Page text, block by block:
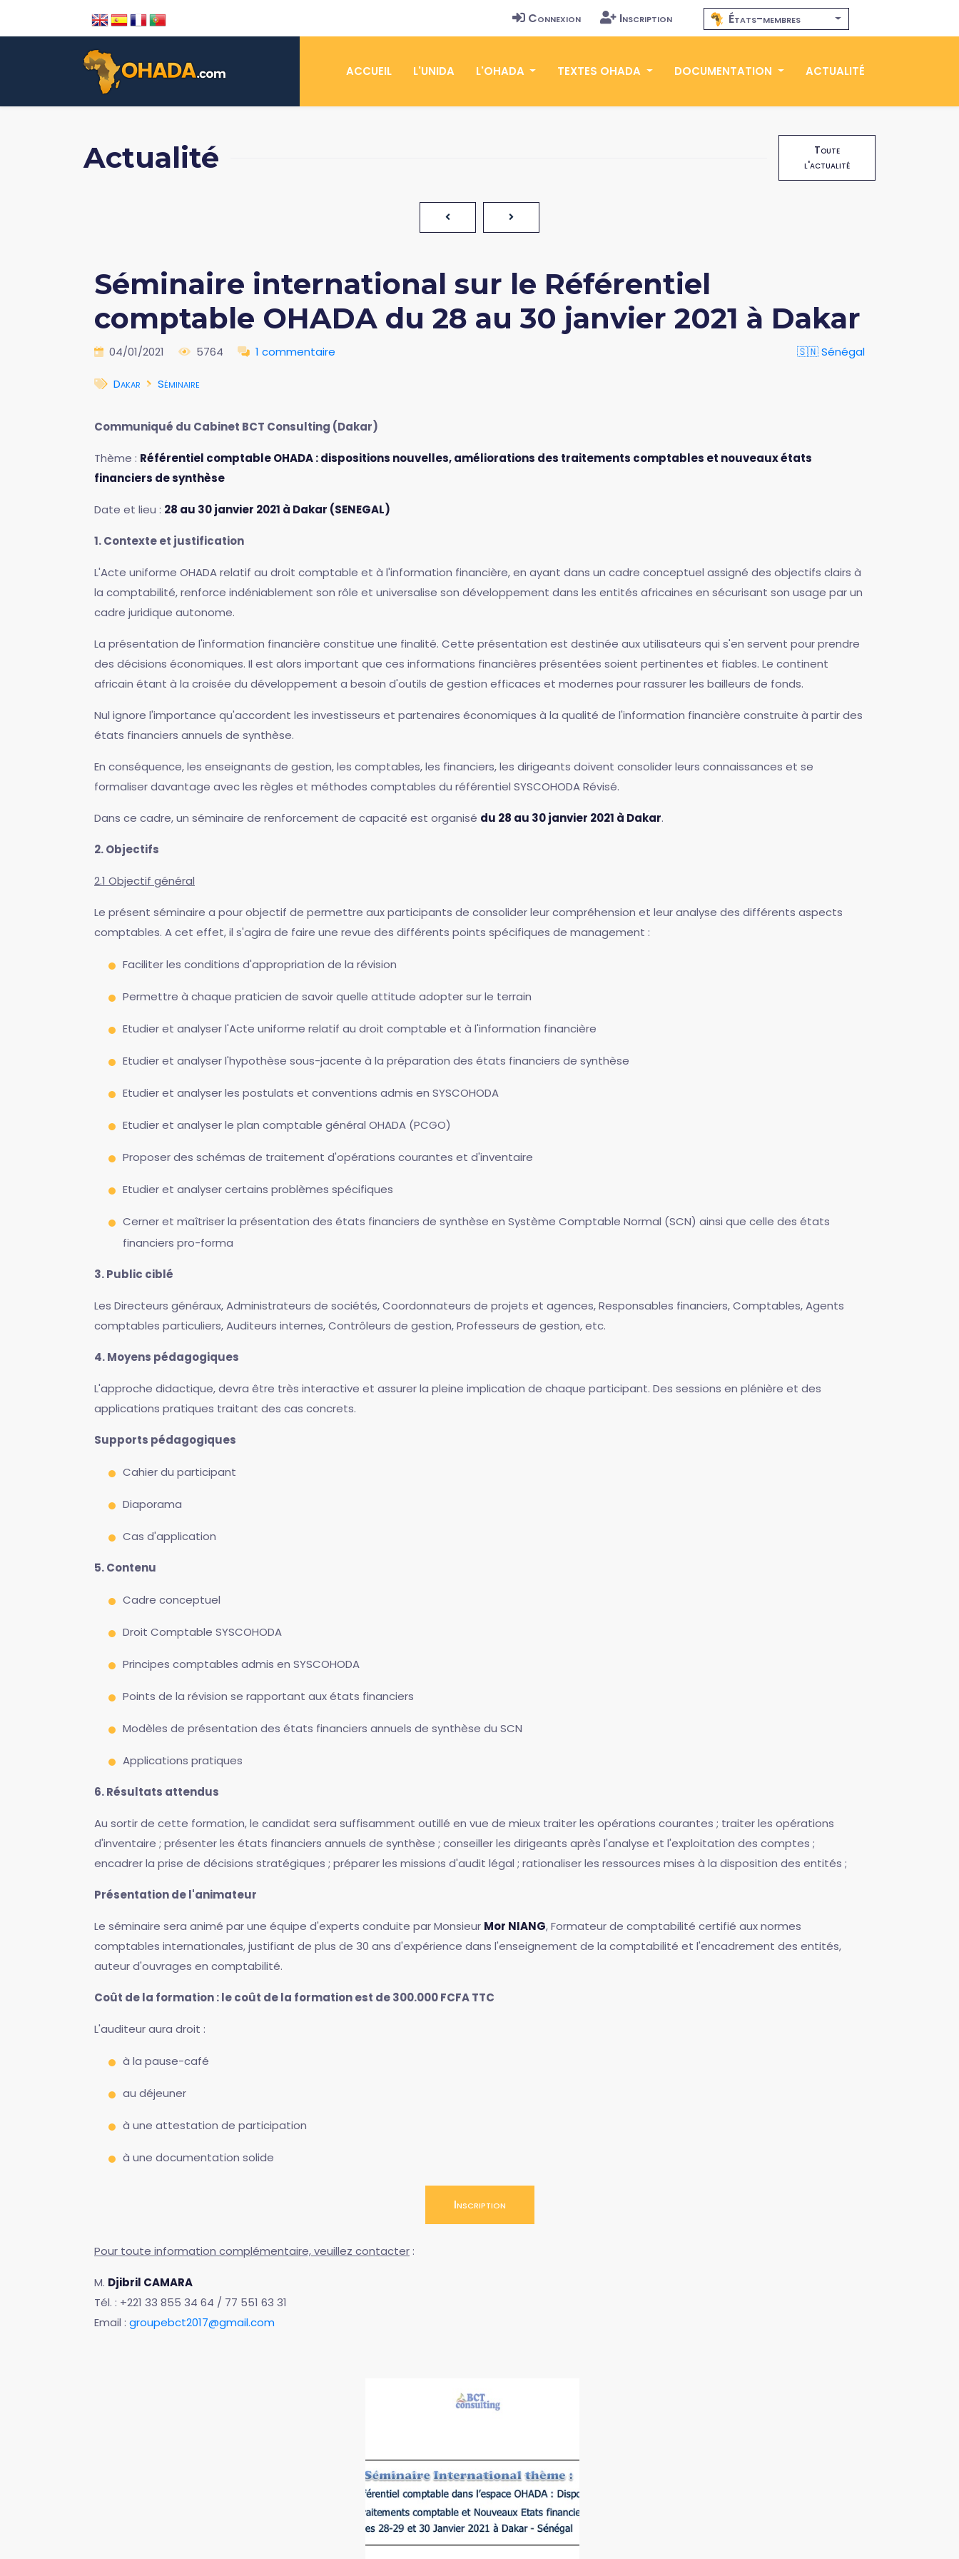
Connexion Inscription États-membres
ACCUEIL L'UNIDA L'OHADA TEXTES OHADA DOCUMENTATION ACTUALITÉ
Actualité
Toute
l'actualité
Séminaire international sur le Référentiel
comptable OHADA du 28 au 30 janvier 2021 à Dakar
04/01/2021 5764 1 commentaire 🇸🇳 Sénégal
Dakar Séminaire
Communiqué du Cabinet BCT Consulting (Dakar)
Thème : Référentiel comptable OHADA : dispositions nouvelles, améliorations des traitements comptables et nouveaux états
financiers de synthèse
Date et lieu : 28 au 30 janvier 2021 à Dakar (SENEGAL)
1. Contexte et justification
L'Acte uniforme OHADA relatif au droit comptable et à l'information financière, en ayant dans un cadre conceptuel assigné des objectifs clairs à
la comptabilité, renforce indéniablement son rôle et universalise son développement dans les entités africaines en sécurisant son usage par un
cadre juridique autonome.
La présentation de l'information financière constitue une finalité. Cette présentation est destinée aux utilisateurs qui s'en servent pour prendre
des décisions économiques. Il est alors important que ces informations financières présentées soient pertinentes et fiables. Le continent
africain étant à la croisée du développement a besoin d'outils de gestion efficaces et modernes pour rassurer les bailleurs de fonds.
Nul ignore l'importance qu'accordent les investisseurs et partenaires économiques à la qualité de l'information financière construite à partir des
états financiers annuels de synthèse.
En conséquence, les enseignants de gestion, les comptables, les financiers, les dirigeants doivent consolider leurs connaissances et se
formaliser davantage avec les règles et méthodes comptables du référentiel SYSCOHODA Révisé.
Dans ce cadre, un séminaire de renforcement de capacité est organisé du 28 au 30 janvier 2021 à Dakar.
2. Objectifs
2.1 Objectif général
Le présent séminaire a pour objectif de permettre aux participants de consolider leur compréhension et leur analyse des différents aspects
comptables. A cet effet, il s'agira de faire une revue des différents points spécifiques de management :
Faciliter les conditions d'appropriation de la révision
Permettre à chaque praticien de savoir quelle attitude adopter sur le terrain
Etudier et analyser l'Acte uniforme relatif au droit comptable et à l'information financière
Etudier et analyser l'hypothèse sous-jacente à la préparation des états financiers de synthèse
Etudier et analyser les postulats et conventions admis en SYSCOHODA
Etudier et analyser le plan comptable général OHADA (PCGO)
Proposer des schémas de traitement d'opérations courantes et d'inventaire
Etudier et analyser certains problèmes spécifiques
Cerner et maîtriser la présentation des états financiers de synthèse en Système Comptable Normal (SCN) ainsi que celle des états
financiers pro-forma
3. Public ciblé
Les Directeurs généraux, Administrateurs de sociétés, Coordonnateurs de projets et agences, Responsables financiers, Comptables, Agents
comptables particuliers, Auditeurs internes, Contrôleurs de gestion, Professeurs de gestion, etc.
4. Moyens pédagogiques
L'approche didactique, devra être très interactive et assurer la pleine implication de chaque participant. Des sessions en plénière et des
applications pratiques traitant des cas concrets.
Supports pédagogiques
Cahier du participant
Diaporama
Cas d'application
5. Contenu
Cadre conceptuel
Droit Comptable SYSCOHODA
Principes comptables admis en SYSCOHODA
Points de la révision se rapportant aux états financiers
Modèles de présentation des états financiers annuels de synthèse du SCN
Applications pratiques
6. Résultats attendus
Au sortir de cette formation, le candidat sera suffisamment outillé en vue de mieux traiter les opérations courantes ; traiter les opérations
d'inventaire ; présenter les états financiers annuels de synthèse ; conseiller les dirigeants après l'analyse et l'exploitation des comptes ;
encadrer la prise de décisions stratégiques ; préparer les missions d'audit légal ; rationaliser les ressources mises à la disposition des entités ;
Présentation de l'animateur
Le séminaire sera animé par une équipe d'experts conduite par Monsieur Mor NIANG, Formateur de comptabilité certifié aux normes
comptables internationales, justifiant de plus de 30 ans d'expérience dans l'enseignement de la comptabilité et l'encadrement des entités,
auteur d'ouvrages en comptabilité.
Coût de la formation : le coût de la formation est de 300.000 FCFA TTC
L'auditeur aura droit :
à la pause-café
au déjeuner
à une attestation de participation
à une documentation solide
Inscription
Pour toute information complémentaire, veuillez contacter :
M. Djibril CAMARA
Tél. : +221 33 855 34 64 / 77 551 63 31
Email : groupebct2017@gmail.com